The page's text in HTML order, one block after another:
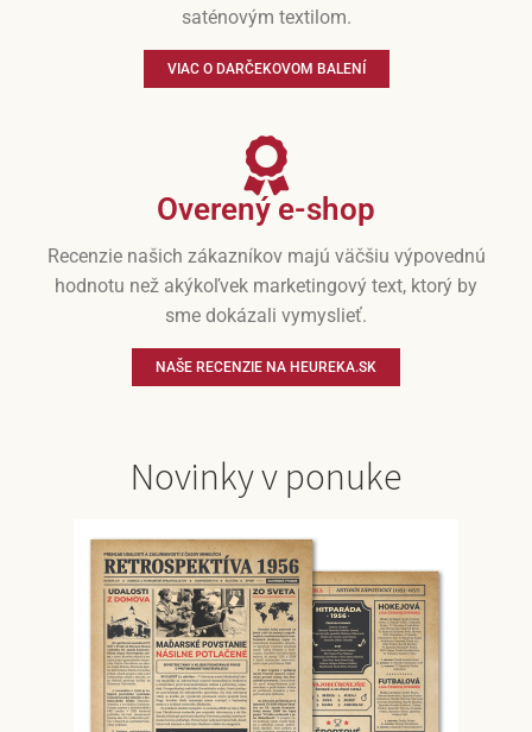
saténovým textilom.
VIAC O DARČEKOVOM BALENÍ
Overený e-shop
Recenzie našich zákazníkov majú väčšiu výpovednú
hodnotu než akýkoľvek marketingový text, ktorý by
sme dokázali vymyslieť.
NAŠE RECENZIE NA HEUREKA.SK
Novinky v ponuke